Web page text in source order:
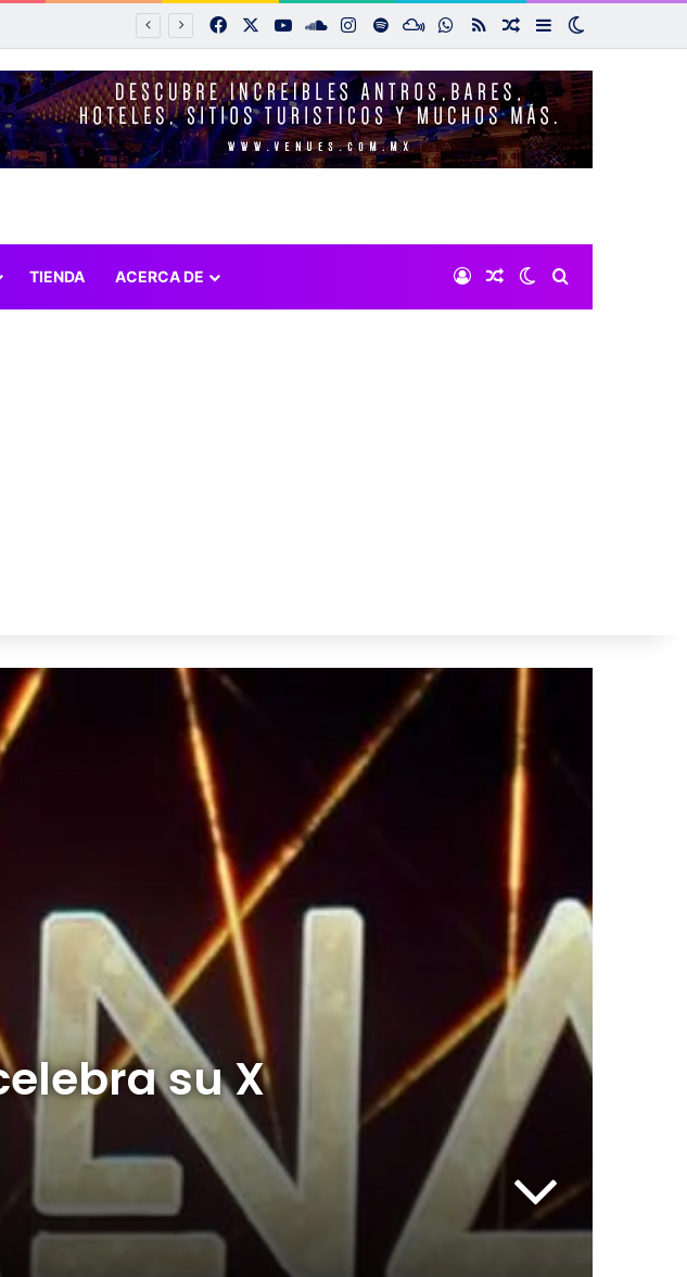
FacebookYouTubeSoundCloud
Instagram
SpotifyMixcloudWhatsApp
RSSNoticias aleatorias
Sidebar
TIENDA ACERCA DE Iniciar sesión
Noticias aleatorias
Switch skin
Buscar por:
su X